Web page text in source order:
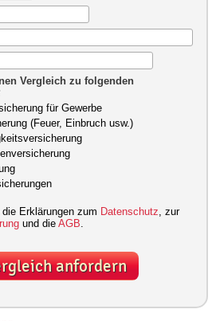
Vergleich zu folgenden
für Gewerbe
(Feuer, Einbruch usw.)
Erklärungen zum Datenschutz , zur
und die AGB.
anfordern